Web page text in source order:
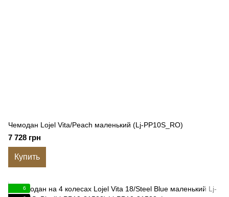
Чемодан Lojel Vita/Peach маленький (Lj-PP10S_RO)
7 728 грн
Купить
6